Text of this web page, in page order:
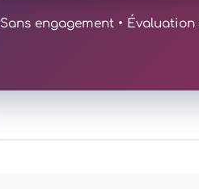
Sans engagement •